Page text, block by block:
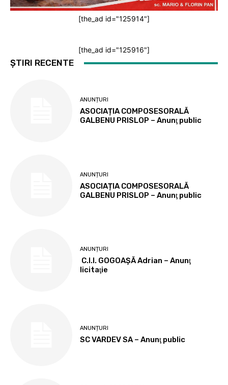
[the_ad id="125914"]
[the_ad id="125916"]
ȘTIRI RECENTE
ANUNȚURI
ASOCIAȚIA COMPOSESORALĂ
GALBENU PRISLOP – Anunţ public
ANUNȚURI
ASOCIAȚIA COMPOSESORALĂ
GALBENU PRISLOP – Anunţ public
ANUNȚURI
C.I.I. GOGOAŞĂ Adrian – Anunţ
licitaţie
ANUNȚURI
SC VARDEV SA – Anunţ public